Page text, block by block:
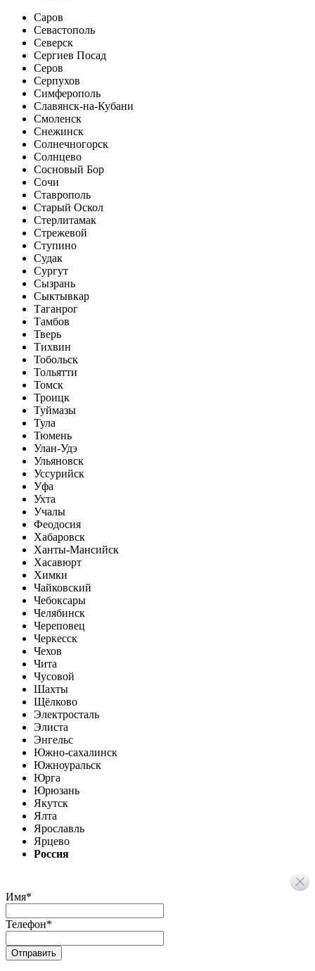
Саров
Севастополь
Северск
Сергиев Посад
Серов
Серпухов
Симферополь
Славянск-на-Кубани
Смоленск
Снежинск
Солнечногорск
Солнцево
Сосновый Бор
Сочи
Ставрополь
Старый Оскол
Стерлитамак
Стрежевой
Ступино
Судак
Сургут
Сызрань
Сыктывкар
Таганрог
Тамбов
Тверь
Тихвин
Тобольск
Тольятти
Томск
Троицк
Туймазы
Тула
Тюмень
Улан-Удэ
Ульяновск
Уссурийск
Уфа
Ухта
Учалы
Феодосия
Хабаровск
Ханты-Мансийск
Хасавюрт
Химки
Чайковский
Чебоксары
Челябинск
Череповец
Черкесск
Чехов
Чита
Чусовой
Шахты
Щёлково
Электросталь
Элиста
Энгельс
Южно-сахалинск
Южноуральск
Юрга
Юрюзань
Якутск
Ялта
Ярославль
Ярцево
Россия
Имя*
Телефон*